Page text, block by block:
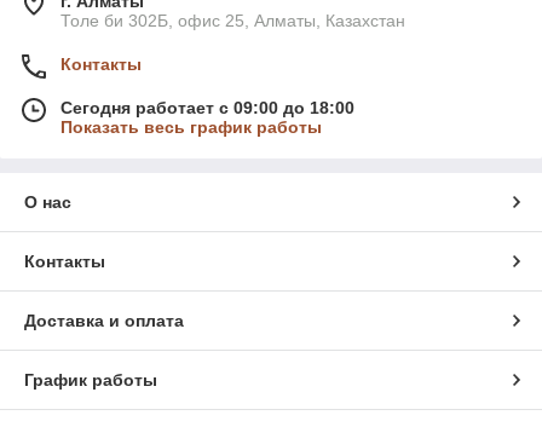
Толе би 302Б, офис 25, Алматы, Казахстан
Контакты
Сегодня работает с 09:00 до 18:00
Показать весь график работы
О нас
Контакты
Доставка и оплата
График работы